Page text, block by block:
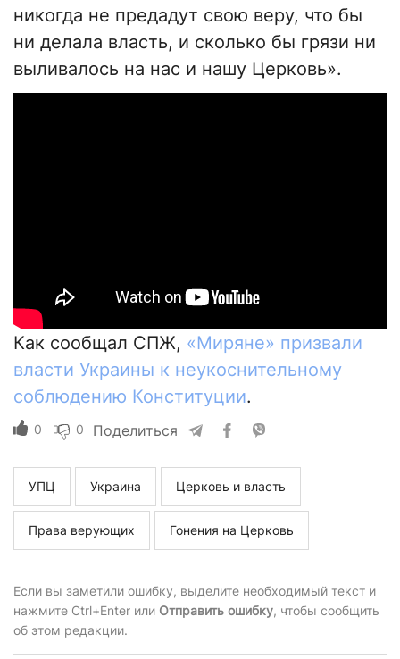
никогда не предадут свою веру, что бы
ни делала власть, и сколько бы грязи ни
выливалось на нас и нашу Церковь».
Как сообщал СПЖ, «Миряне» призвали
власти Украины к неукоснительному
соблюдению Конституции.
0 0 Поделиться
УПЦ Украина Церковь и власть
Права верующих Гонения на Церковь
Если вы заметили ошибку, выделите необходимый текст и
нажмите Ctrl+Enter или Отправить ошибку, чтобы сообщить
об этом редакции.